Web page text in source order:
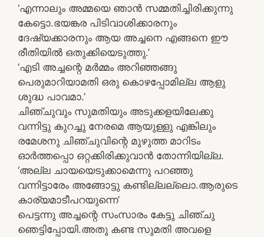
‘എന്നാലും അമ്മയെ ഞാന്‍ സമ്മതിച്ചിരിക്കുന്നു
കേട്ടൊ.ഭയങ്കര പിടിവാശിക്കാരനും
ദേഷ്യക്കാരനും ആയ അച്ചനെ എങ്ങനെ ഈ
രീതിയില്‍ ഒതുക്കിയെടുത്തു.’
‘എടി അച്ചന്റെ മര്‍മ്മം അറിഞ്ഞങ്ങു
പെരുമാറിയാമതി ഒരു കൊഴപ്പോമില്ല ആളു
ശുദ്ധ പാവമാ.’
ചിഞ്ചുവും സുമതിയും അടുക്കളയിലേക്കു
വന്നിട്ടു കുറച്ചു നേരമെ ആയുള്ളു എങ്കിലും
രമേശനു ചിഞ്ചുവിന്റെ മുഴുത്ത മാറിടം
ഓര്‍ത്തപ്പൊ ഒറ്റക്കിരിക്കുവാന്‍ തോന്നിയില്ല.
‘അല്ല ചായയെടുക്കാമെന്നു പറഞ്ഞു
വന്നിട്ടാരേം അങ്ങോട്ടു കണ്ടില്ലല്ലൊ.ആരുടെ
കാര്യമാടീപറയുന്നെ’
പെട്ടന്നു അച്ചന്റെ സംസാരം കേട്ടു ചിഞ്ചു
ഞെട്ടിപ്പോയി.അതു കണ്ട സുമതി അവളെ